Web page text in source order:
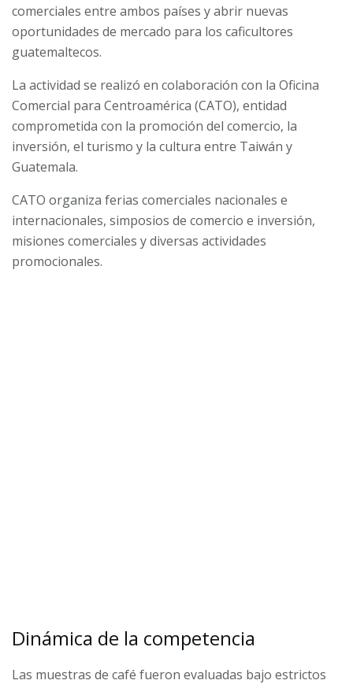
comerciales entre ambos países y abrir nuevas
oportunidades de mercado para los caficultores
guatemaltecos.
La actividad se realizó en colaboración con la Oficina
Comercial para Centroamérica (CATO), entidad
comprometida con la promoción del comercio, la
inversión, el turismo y la cultura entre Taiwán y
Guatemala.
CATO organiza ferias comerciales nacionales e
internacionales, simposios de comercio e inversión,
misiones comerciales y diversas actividades
promocionales.
Dinámica de la competencia
Las muestras de café fueron evaluadas bajo estrictos